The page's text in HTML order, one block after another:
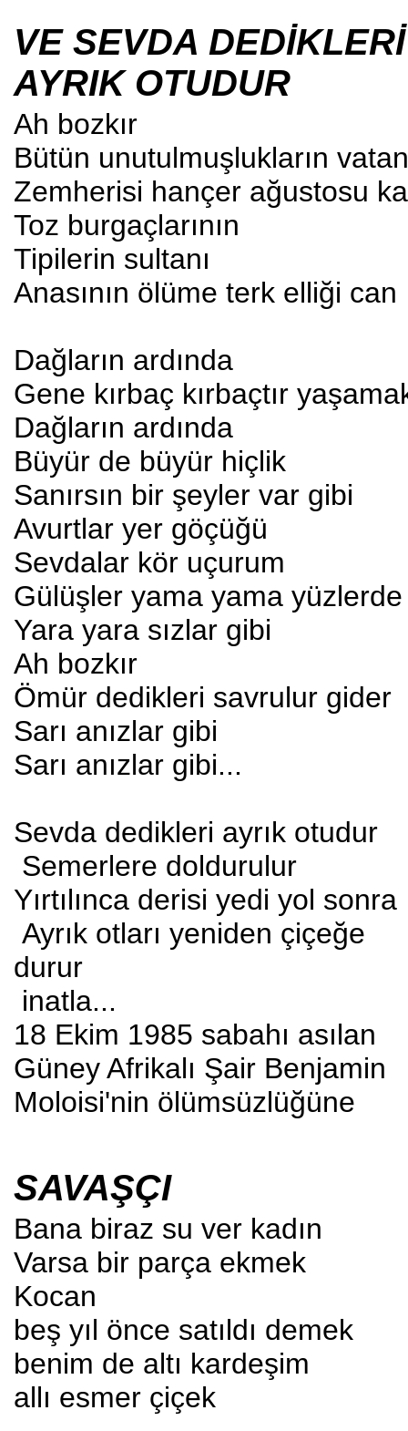
VE SEVDA DEDİKLERİ
AYRIK OTUDUR
Ah bozkır
Bütün unutulmuşlukların
Zemherisi hançer ağustosu
Toz burgaçlarının
Tipilerin sultanı
Anasının ölüme terk elliği can
Dağların ardında
Gene kırbaç kırbaçtır
Dağların ardında
Büyür de büyür hiçlik
Sanırsın bir şeyler var gibi
Avurtlar yer göçüğü
Sevdalar kör uçurum
Gülüşler yama yama yüzlerde
Yara yara sızlar gibi
Ah bozkır
Ömür dedikleri savrulur gider
Sarı anızlar gibi
Sarı anızlar gibi...
Sevda dedikleri ayrık otudur
Semerlere doldurulur
Yırtılınca derisi yedi yol sonra
Ayrık otları yeniden çiçeğe
durur
inatla...
18 Ekim 1985 sabahı asılan
Güney Afrikalı Şair Benjamin
Moloisi'nin ölümsüzlüğüne
SAVAŞÇI
Bana biraz su ver kadın
Varsa bir parça ekmek
Kocan
beş yıl önce satıldı demek
benim de altı kardeşim
allı esmer çiçek